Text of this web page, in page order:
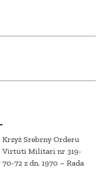
Krzyż Srebrny Orderu
Virtuti Militari nr 319-
70-72 z dn. 1970 – Rada